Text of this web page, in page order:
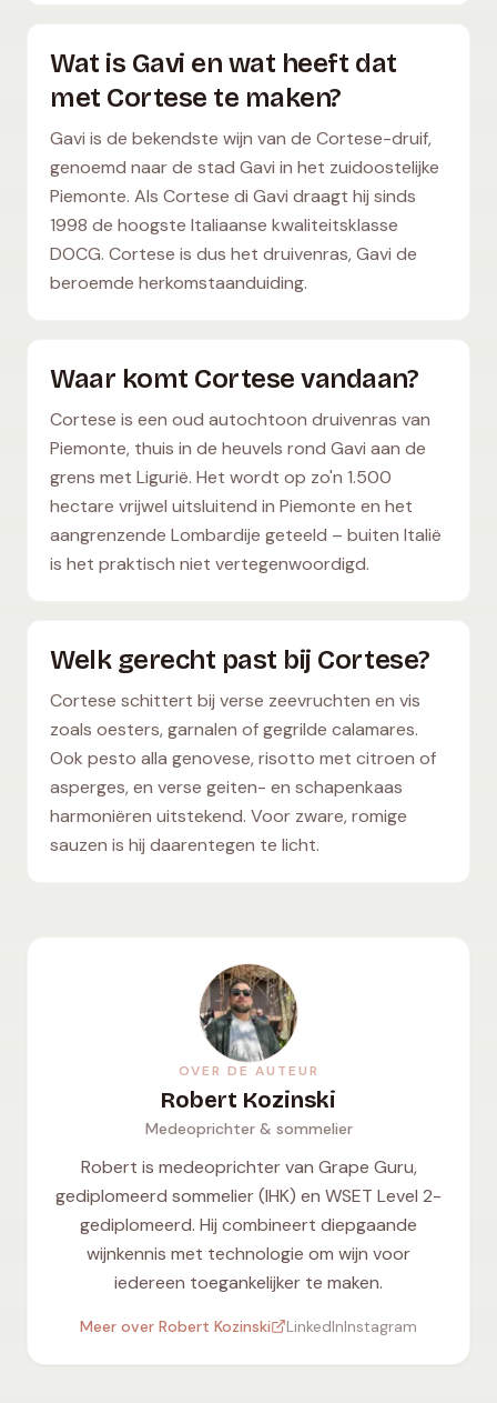
Wat is Gavi en wat heeft dat
met Cortese te maken?
Gavi is de bekendste wijn van de Cortese-druif,
genoemd naar de stad Gavi in het zuidoostelijke
Piemonte. Als Cortese di Gavi draagt hij sinds
1998 de hoogste Italiaanse kwaliteitsklasse
DOCG. Cortese is dus het druivenras, Gavi de
beroemde herkomstaanduiding.
Waar komt Cortese vandaan?
Cortese is een oud autochtoon druivenras van
Piemonte, thuis in de heuvels rond Gavi aan de
grens met Ligurië. Het wordt op zo'n 1.500
hectare vrijwel uitsluitend in Piemonte en het
aangrenzende Lombardije geteeld – buiten Italië
is het praktisch niet vertegenwoordigd.
Welk gerecht past bij Cortese?
Cortese schittert bij verse zeevruchten en vis
zoals oesters, garnalen of gegrilde calamares.
Ook pesto alla genovese, risotto met citroen of
asperges, en verse geiten- en schapenkaas
harmoniëren uitstekend. Voor zware, romige
sauzen is hij daarentegen te licht.
OVER DE AUTEUR
Robert Kozinski
Medeoprichter & sommelier
Robert is medeoprichter van Grape Guru,
gediplomeerd sommelier (IHK) en WSET Level 2-
gediplomeerd. Hij combineert diepgaande
wijnkennis met technologie om wijn voor
iedereen toegankelijker te maken.
Meer over Robert Kozinski LinkedInInstagram